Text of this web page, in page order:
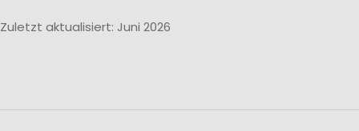
Zuletzt aktualisiert: Juni 2026